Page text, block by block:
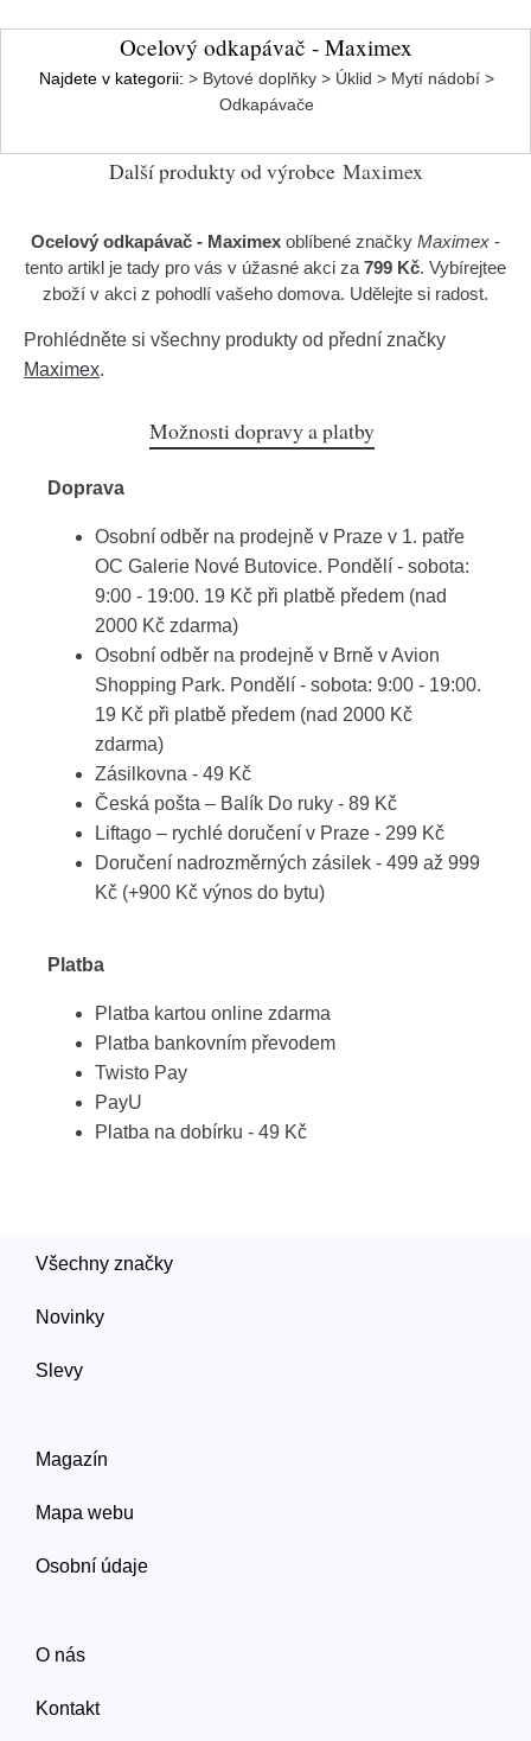
Ocelový odkapávač - Maximex
Najdete v kategorii: > Bytové doplňky > Úklid > Mytí nádobí >
Odkapávače
Další produkty od výrobce Maximex
Ocelový odkapávač - Maximex oblíbené značky Maximex -
tento artikl je tady pro vás v úžasné akci za 799 Kč. Vybírejtee
zboží v akci z pohodlí vašeho domova. Udělejte si radost.
Prohlédněte si všechny produkty od přední značky
Maximex.
Možnosti dopravy a platby
Doprava
Osobní odběr na prodejně v Praze v 1. patře
OC Galerie Nové Butovice. Pondělí - sobota:
9:00 - 19:00. 19 Kč při platbě předem (nad
2000 Kč zdarma)
Osobní odběr na prodejně v Brně v Avion
Shopping Park. Pondělí - sobota: 9:00 - 19:00.
19 Kč při platbě předem (nad 2000 Kč
zdarma)
Zásilkovna - 49 Kč
Česká pošta – Balík Do ruky - 89 Kč
Liftago – rychlé doručení v Praze - 299 Kč
Doručení nadrozměrných zásilek - 499 až 999
Kč (+900 Kč výnos do bytu)
Platba
Platba kartou online zdarma
Platba bankovním převodem
Twisto Pay
PayU
Platba na dobírku - 49 Kč
Všechny značky
Novinky
Slevy
Magazín
Mapa webu
Osobní údaje
O nás
Kontakt